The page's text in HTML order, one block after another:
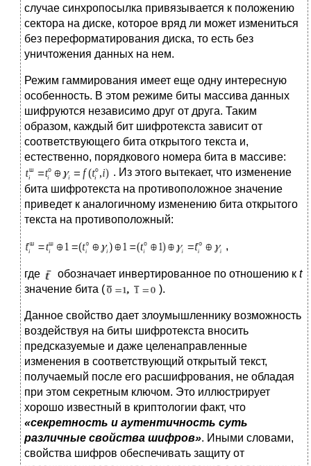
случае синхропосылка привязывается к положению
сектора на диске, которое вряд ли может измениться
без переформатирования диска, то есть без
уничтожения данных на нем.
Режим гаммирования имеет еще одну интересную
особенность. В этом режиме биты массива данных
шифруются независимо друг от друга. Таким
образом, каждый бит шифротекста зависит от
соответствующего бита открытого текста и,
естественно, порядкового номера бита в массиве:
. Из этого вытекает, что изменение
бита шифротекста на противоположное значение
приведет к аналогичному изменению бита открытого
текста на противоположный:
,
где обозначает инвертированное по отношению к t
значение бита (
).
Данное свойство дает злоумышленнику возможность
воздействуя на биты шифротекста вносить
предсказуемые и даже целенаправленные
изменения в соответствующий открытый текст,
получаемый после его расшифрования, не обладая
при этом секретным ключом. Это иллюстрирует
хорошо известный в криптологии факт, что
«секретность и аутентичность суть
различные свойства шифров». Иными словами,
свойства шифров обеспечивать защиту от